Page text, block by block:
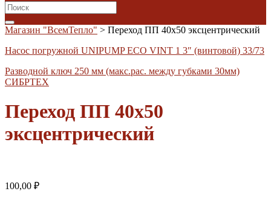
Search
for:
Магазин "ВсемТепло" > Переход ПП 40х50 эксцентрический
Насос погружной UNIPUMP ECO VINT 1 3″ (винтовой) 33/73
Разводной ключ 250 мм (макс.рас. между губками 30мм)
СИБРТЕХ
Переход ПП 40х50
эксцентрический
100,00 ₽